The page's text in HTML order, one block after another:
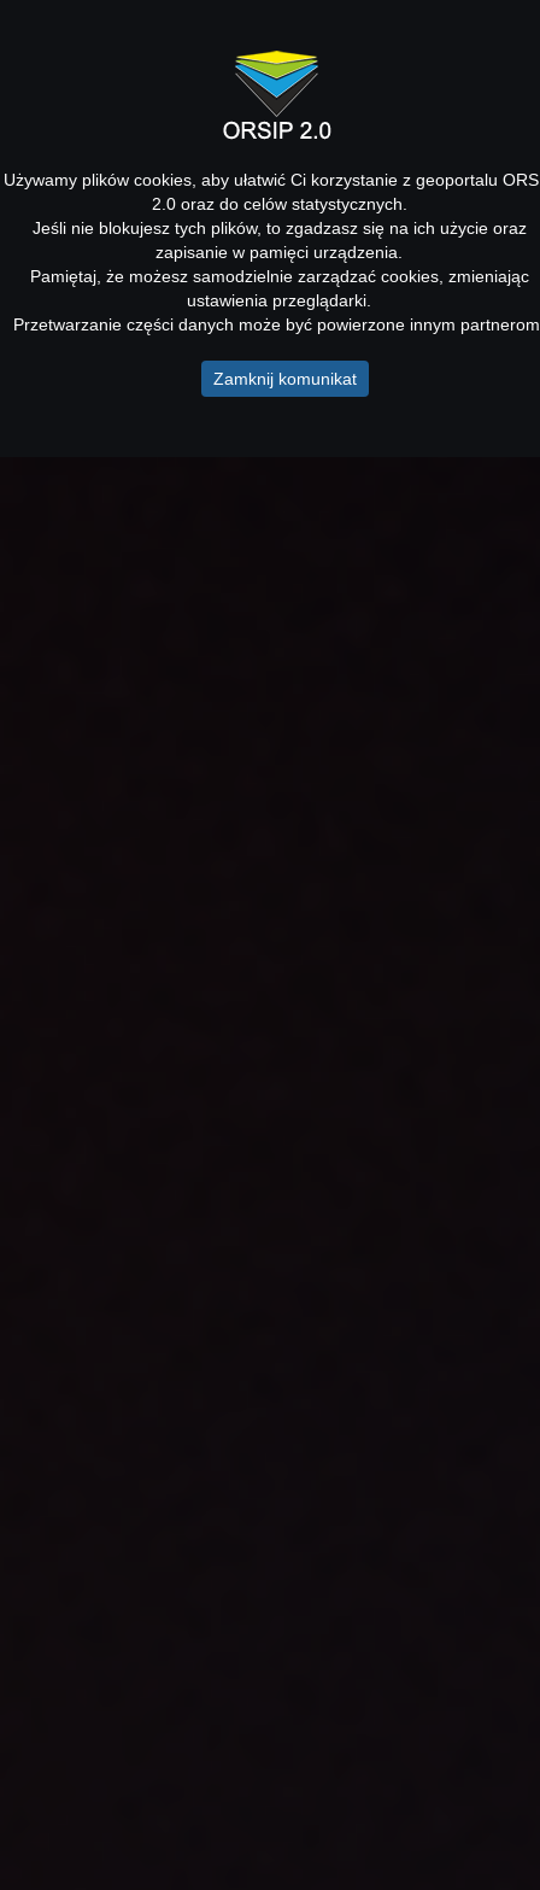
Używamy plików cookies, aby ułatwić Ci korzystanie z geoportalu
2.0 oraz do celów statystycznych.
Jeśli nie blokujesz tych plików, to zgadzasz się na ich użycie oraz
zapisanie w pamięci urządzenia.
Pamiętaj, że możesz samodzielnie zarządzać cookies, zmieniając
ustawienia przeglądarki.
Przetwarzanie części danych może być powierzone innym
Zamknij komunikat